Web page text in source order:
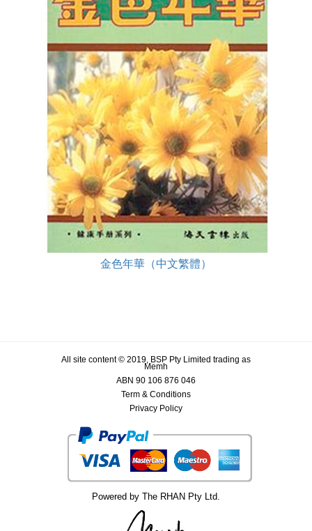
金色年華（中文繁體）
All site content © 2019, BSP Pty Limited trading as
Memh
ABN 90 106 876 046
Term & Conditions
Privacy Policy
Powered by The RHAN Pty Ltd.